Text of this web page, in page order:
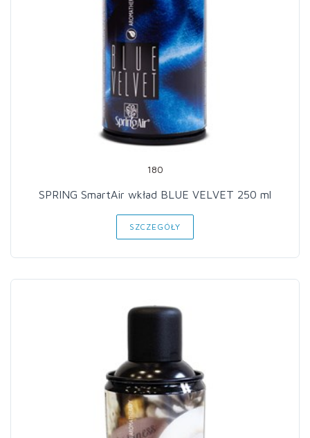
180
SPRING SmartAir wkład BLUE VELVET 250 ml
SZCZEGÓŁY